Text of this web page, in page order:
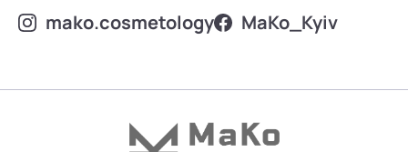
mako.cosmetology MаKo_Kyiv